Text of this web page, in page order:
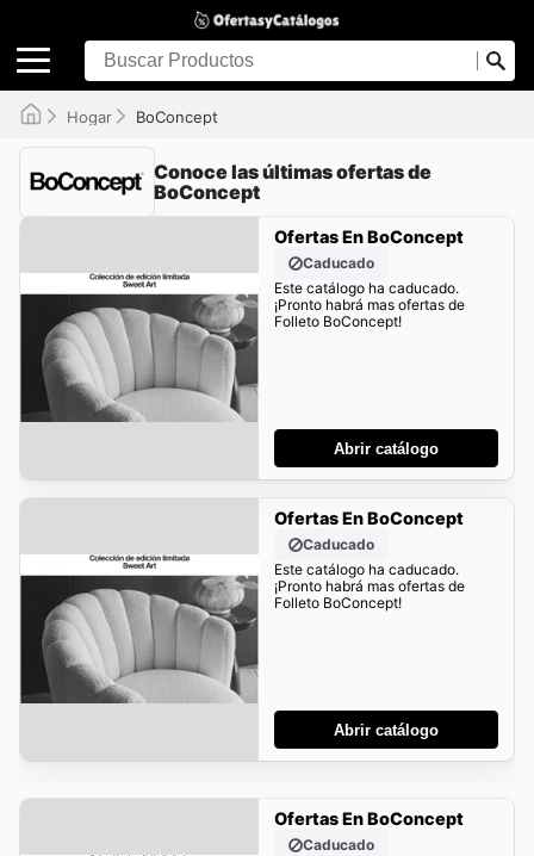
Hogar BoConcept
Conoce las últimas ofertas de
BoConcept
Ofertas En BoConcept
Caducado
Este catálogo ha caducado.
¡Pronto habrá mas ofertas de
Folleto BoConcept!
Abrir catálogo
Ofertas En BoConcept
Caducado
Este catálogo ha caducado.
¡Pronto habrá mas ofertas de
Folleto BoConcept!
Abrir catálogo
Ofertas En BoConcept
Caducado